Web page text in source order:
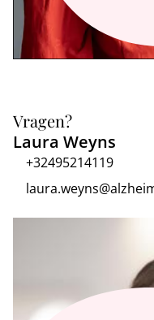
Vragen?
Laura Weyns
+32495214119